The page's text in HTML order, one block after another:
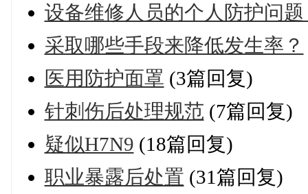
设备维修人员的个人防护问题
采取哪些手段来降低发生率？
医用防护面罩 (3篇回复)
针刺伤后处理规范 (7篇回复)
疑似H7N9 (18篇回复)
职业暴露后处置 (31篇回复)